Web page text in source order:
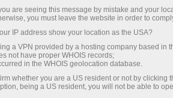
эга бўласиз: 1:5000 гача
елкаси, бозордаги энг
спред ва
шунингдек акциялар ва
индекслар билан савдо
учун қулай шартлар.
30% бонус
Савдода
ва трассада тезлик
are seeing this message by mistake and your
you must leave the website in order to
IP address show your location as the USA?
a VPN provided by a hosting company based in
not have proper WHOIS records;
in the WHOIS geolocation database.
whether you are a US resident or not by clicking
being a US resident, you will not be able to